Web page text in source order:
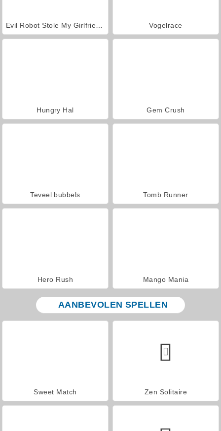
Vogelrace
Hungry Hal Gem Crush
Teveel bubbels Tomb Runner
Hero Rush Mango Mania
AANBEVOLEN SPELLEN
Sweet Match Zen Solitaire